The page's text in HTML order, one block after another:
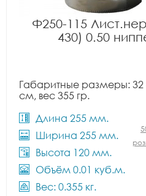
Ф250-115
430) 0.50
Габаритные размеры: 32
см, вес 355 гр.
Длина 255 мм.
Ширина 255 мм.
Высота 120 мм.
Объём 0.01 куб.м.
Вес: 0.355 кг.